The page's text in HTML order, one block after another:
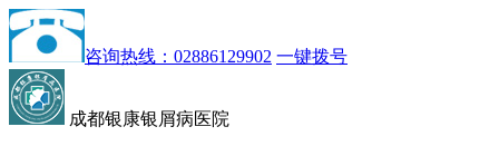
咨询热线：02886129902 一键拨号
成都银康银屑病医院